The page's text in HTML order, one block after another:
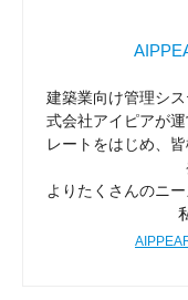
建築業向け管理シ
式会社アイピアが
レートをはじめ、
よりたくさんのニ